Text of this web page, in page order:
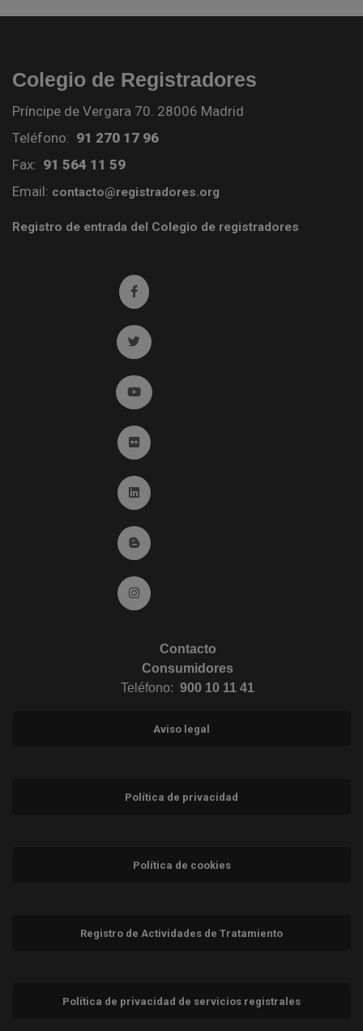
Colegio de Registradores
Príncipe de Vergara 70. 28006 Madrid
Teléfono: 91 270 17 96
Fax: 91 564 11 59
Email: contacto@registradores.org
Registro de entrada del Colegio de registradores
Ir a facebook (abre en ventana nueva)
Ir a twitter (abre en ventana nueva)
Ir a YouTube (abre en ventana nueva)
Ir a Flickr (abre en ventana nueva)
Ir a Linkedin (abre en ventana nueva)
Ir al Blog (abre en ventana nueva)
Ir a Instagram (abre en ventana nueva)
Contacto
Consumidores
Teléfono: 900 10 11 41
Aviso legal
Política de privacidad
Política de cookies
Registro de Actividades de Tratamiento
Política de privacidad de servicios registrales